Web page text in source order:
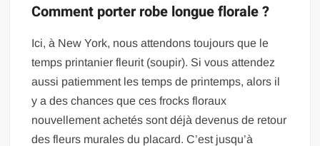
Comment porter robe longue florale ?
Ici, à New York, nous attendons toujours que le
temps printanier fleurit (soupir). Si vous attendez
aussi patiemment les temps de printemps, alors il
y a des chances que ces frocks floraux
nouvellement achetés sont déjà devenus de retour
des fleurs murales du placard. C’est jusqu’à